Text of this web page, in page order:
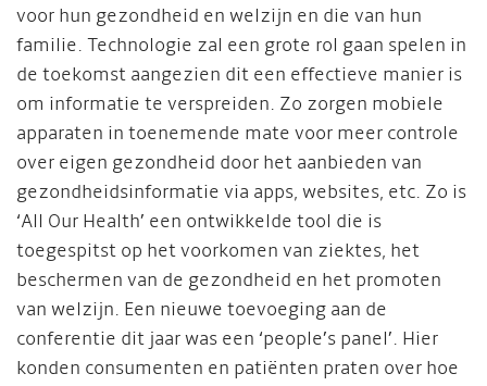
voor hun gezondheid en welzijn en die van hun
familie. Technologie zal een grote rol gaan spelen in
de toekomst aangezien dit een effectieve manier is
om informatie te verspreiden. Zo zorgen mobiele
apparaten in toenemende mate voor meer controle
over eigen gezondheid door het aanbieden van
gezondheidsinformatie via apps, websites, etc. Zo is
‘All Our Health’ een ontwikkelde tool die is
toegespitst op het voorkomen van ziektes, het
beschermen van de gezondheid en het promoten
van welzijn. Een nieuwe toevoeging aan de
conferentie dit jaar was een ‘people’s panel’. Hier
konden consumenten en patiënten praten over hoe